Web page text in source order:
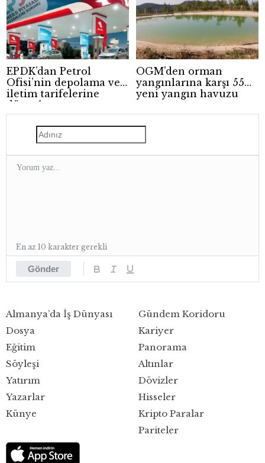
EPDK’dan Petrol
Ofisi’nin depolama ve
iletim tarifelerine
düzenleme
OGM’den orman
yangınlarına karşı 55
yeni yangın havuzu
Gönder
En az 10 karakter gerekli
Almanya’da İş Dünyası
Dosya
Eğitim
Gündem Koridoru
Kariyer
Panorama
Söyleşi
Yatırım
Yazarlar
Künye
Altınlar
Dövizler
Hisseler
Kripto Paralar
Pariteler